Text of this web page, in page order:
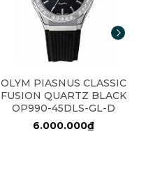
OLYM PIASNUS CLASSIC
FUSION QUARTZ BLACK
OP990-45DLS-GL-D
6.000.000₫